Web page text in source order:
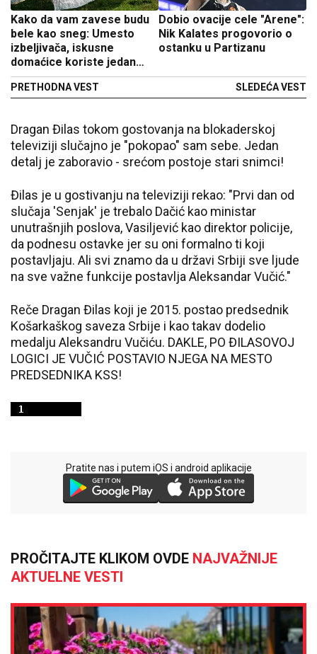
Kako da vam zavese budu
bele kao sneg: Umesto
izbeljivača, iskusne
domaćice koriste jedan
sastojak iz špajza
PRETHODNA VEST
Dobio ovacije cele "Arene":
Nik Kalates progovorio o
ostanku u Partizanu
SLEDEĆA VEST
Dragan Đilas tokom gostovanja na blokaderskoj
televiziji slučajno je "pokopao" sam sebe. Jedan
detalj je zaboravio - srećom postoje stari snimci!
Đilas je u gostivanju na televiziji rekao: ​"Prvi dan od
slučaja 'Senjak' je trebalo Dačić kao ministar
unutrašnjih poslova, Vasiljević kao direktor policije,
da podnesu ostavke jer su oni formalno ti koji
postavljaju. Ali svi znamo da u državi Srbiji sve ljude
na sve važne funkcije postavlja Aleksandar Vučić."
Reče Dragan Đilas koji je 2015. postao predsednik
Košarkaškog saveza Srbije i kao takav dodelio
medalju Aleksandru Vučiću. DAKLE, PO ĐILASOVOJ
LOGICI JE VUČIĆ POSTAVIO NJEGA NA MESTO
PREDSEDNIKA KSS!
Pratite nas i putem iOS i android aplikacije
PROČITAJTE KLIKOM OVDE NAJVAŽNIJE
AKTUELNE VESTI